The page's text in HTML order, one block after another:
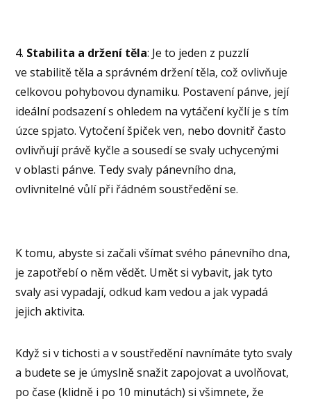
4. Stabilita a držení těla: Je to jeden z puzzlí
ve stabilitě těla a správném držení těla, což ovlivňuje
celkovou pohybovou dynamiku. Postavení pánve, její
ideální podsazení s ohledem na vytáčení kyčlí je s tím
úzce spjato. Vytočení špiček ven, nebo dovnitř často
ovlivňují právě kyčle a sousedí se svaly uchycenými
v oblasti pánve. Tedy svaly pánevního dna,
ovlivnitelné vůlí při řádném soustředění se.
K tomu, abyste si začali všímat svého pánevního dna,
je zapotřebí o něm vědět. Umět si vybavit, jak tyto
svaly asi vypadají, odkud kam vedou a jak vypadá
jejich aktivita.
Když si v tichosti a v soustředění navnímáte tyto svaly
a budete se je úmyslně snažit zapojovat a uvolňovat,
po čase (klidně i po 10 minutách) si všimnete, že